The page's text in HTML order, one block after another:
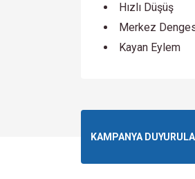
Hızlı Düşüş
Merkez
Kayan Eylem
Ürün resmi
KAMPANYA